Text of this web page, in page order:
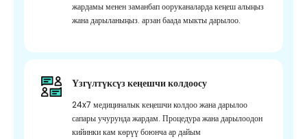
жардамы менен заманбап ооруканаларда кеңеш алыңыз
жана дарыланыңыз. арзан баада мыкты дарылоо.
Үзгүлтүксүз кеңешчи колдоосу
24x7 медициналык кеңешчи колдоо жана дарылоо
сапары учурунда жардам. Процедура жана дарылоодон
кийинки кам көрүү боюнча ар дайым